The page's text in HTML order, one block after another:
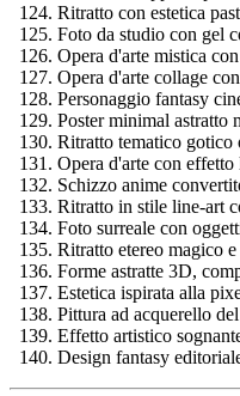
Ritratto con estetica
Foto da studio con gel
Opera d'arte mistica
Opera d'arte collage
Personaggio fantasy
Poster minimal astratto
Ritratto tematico gotico
Opera d'arte con
Schizzo anime
Ritratto in stile line-art
Foto surreale con
Ritratto etereo magico
Forme astratte 3D,
Estetica ispirata alla
Pittura ad acquerello
Effetto artistico
Design fantasy